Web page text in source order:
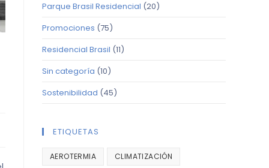
Parque Brasil Residencial (20)
Promociones (75)
Residencial Brasil (11)
Sin categoría (10)
Sostenibilidad (45)
ETIQUETAS
AEROTERMIA CLIMATIZACIÓN